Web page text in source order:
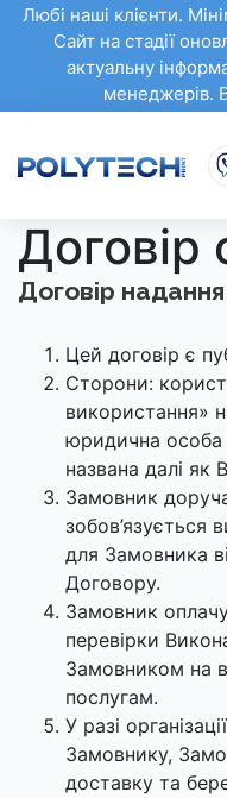
Любі наші клієнти.
Сайт на стадії
актуальну
менеджерів.
Договір
Договір
Цей договір є
Сторони:
використання»
юридична особа
названа далі як
Замовник
зобов’язується
для Замовника
Договору.
Замовник
перевірки
Замовником на
послугам.
У разі
Замовнику,
доставку та